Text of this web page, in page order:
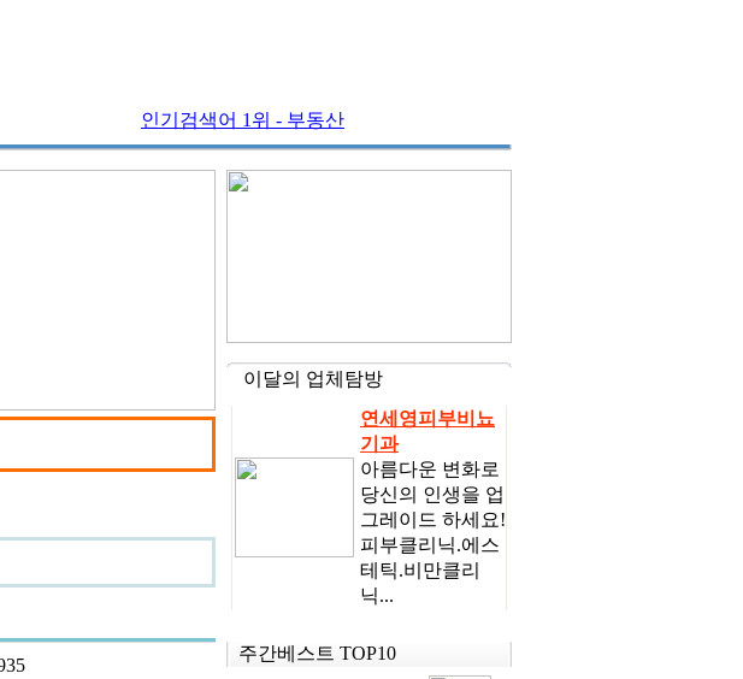
인기검색어 1위 - 부동산
이달의 업체탐방
연세영피부비뇨
기과
아름다운 변화로
당신의 인생을 업
그레이드 하세요!
피부클리닉.에스
테틱.비만클리
닉...
주간베스트 TOP10